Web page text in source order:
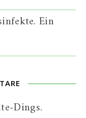
Ein
Dings.